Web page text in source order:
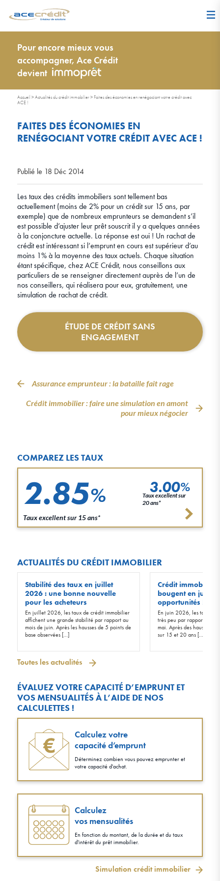
Pour encore mieux vous
accompagner, Ace Crédit
devient
Accueil >Actualités du crédit immobilier> Faites des économies en renégociant votre crédit avec
ACE !
FAITES DES ÉCONOMIES EN
RENÉGOCIANT VOTRE CRÉDIT AVEC ACE !
Publié le 18 Déc 2014
Les taux des crédits immobiliers sont tellement bas
actuellement (moins de 2% pour un crédit sur 15 ans, par
exemple) que de nombreux emprunteurs se demandent s’il
est possible d’ajuster leur prêt souscrit il y a quelques années
à la conjoncture actuelle. La réponse est oui ! Un rachat de
crédit est intéressant si l’emprunt en cours est supérieur d’au
moins 1% à la moyenne des taux actuels. Chaque situation
étant spécifique, chez ACE Crédit, nous conseillons aux
particuliers de se renseigner directement auprès de l’un de
nos conseillers, qui réalisera pour eux, gratuitement, une
simulation de rachat de crédit.
ÉTUDE DE CRÉDIT SANS
ENGAGEMENT
Assurance emprunteur : la bataille fait rage
Crédit immobilier : faire une simulation en amont
pour mieux négocier
COMPAREZ LES TAUX
2.85%
Taux excellent sur 15 ans*
3.00%
Taux excellent sur
20 ans*
ACTUALITÉS DU CRÉDIT IMMOBILIER
Stabilité des taux en juillet
2026 : une bonne nouvelle
pour les acheteurs
En juillet 2026, les taux de crédit immobilier
affichent une grande stabilité par rapport au
mois de juin. Après les hausses de 5 points de
base observées […]
Crédit immobilier
bougent en juin
opportunités !
En juin 2026, les taux
très peu par rapport à
mai. Après des hausses
sur 15 et 20 ans […]
Toutes les actualités
ÉVALUEZ VOTRE CAPACITÉ D’EMPRUNT ET
VOS MENSUALITÉS À L’AIDE DE NOS
CALCULETTES !
Calculez votre
capacité d’emprunt
Déterminez combien vous pouvez emprunter et
votre capacité d'achat.
Calculez
vos mensualités
En fonction du montant, de la durée et du taux
d'intérêt du prêt immobilier.
Simulation crédit immobilier